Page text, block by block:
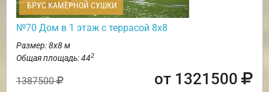
БРУС КАМЕРНОЙ СУШКИ
№70 Дом в 1 этаж с террасой 8х8
Размер: 8х8 м
Общая площадь: 442
1387500 от 1321500